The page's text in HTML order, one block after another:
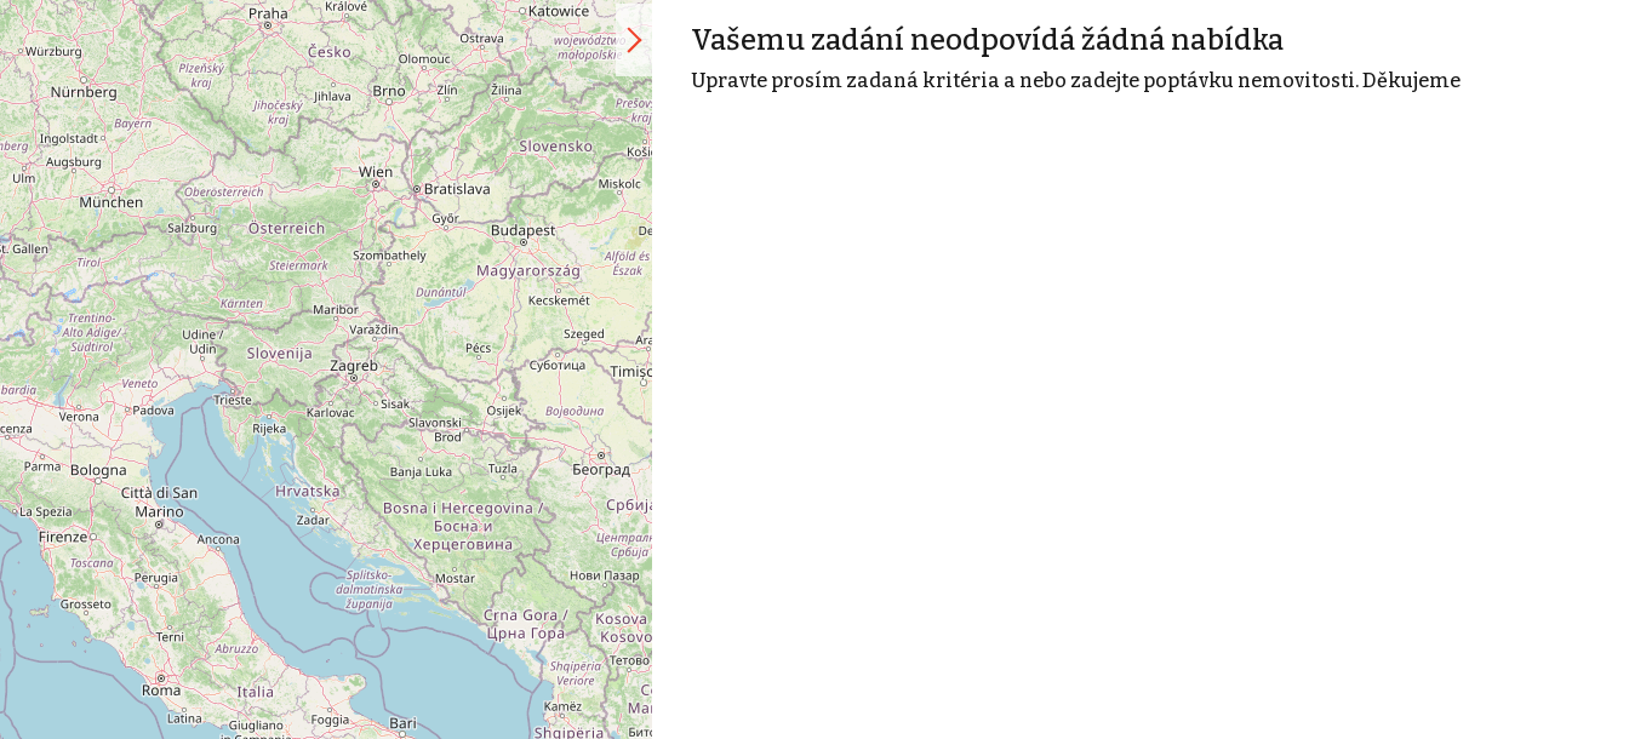
Vašemu zadání neodpovídá žádná nabídka
Upravte prosím zadaná kritéria a nebo zadejte poptávku nemovitosti. Děkujeme